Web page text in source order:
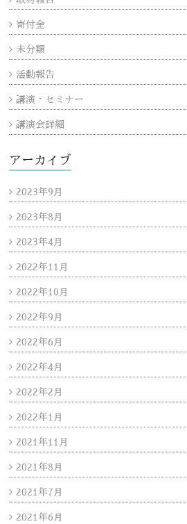
寄付金
未分類
活動報告
講演・セミナー
講演会詳細
アーカイブ
2023年9月
2023年8月
2023年4月
2022年11月
2022年10月
2022年9月
2022年6月
2022年4月
2022年2月
2022年1月
2021年11月
2021年8月
2021年7月
2021年6月